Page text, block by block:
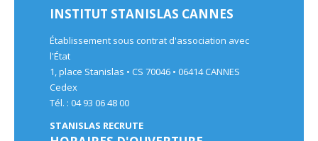
INSTITUT STANISLAS CANNES
Établissement sous contrat d'association avec
l'État
1, place Stanislas • CS 70046 • 06414 CANNES
Cedex
Tél. : 04 93 06 48 00
STANISLAS RECRUTE